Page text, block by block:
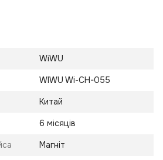
WiWU
WIWU Wi-CH-055
Китай
6 місяців
Магніт